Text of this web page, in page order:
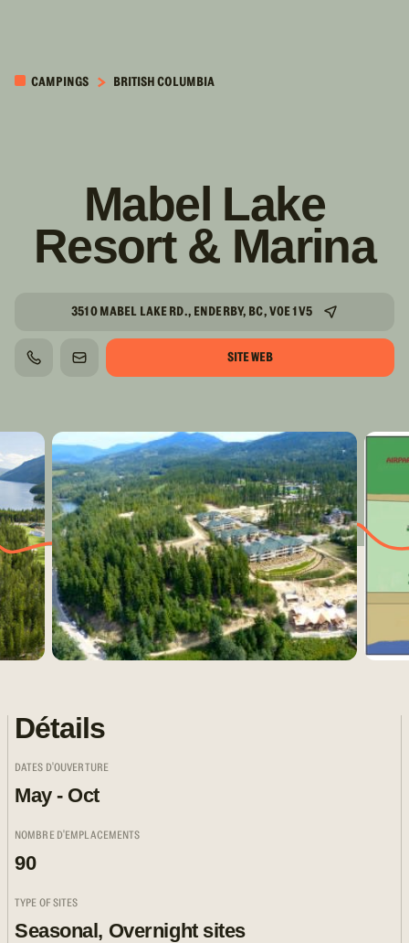
CONTENUCAMPINGS BRITISH COLUMBIA
Mabel Lake
Resort & Marina
3510 MABEL LAKE RD., ENDERBY, BC, V0E 1V5
TÉLÉPHONECOURRIEL SITE WEB
Détails
DATES D'OUVERTURE
May - Oct
NOMBRE D'EMPLACEMENTS
90
TYPE OF SITES
Seasonal, Overnight sites